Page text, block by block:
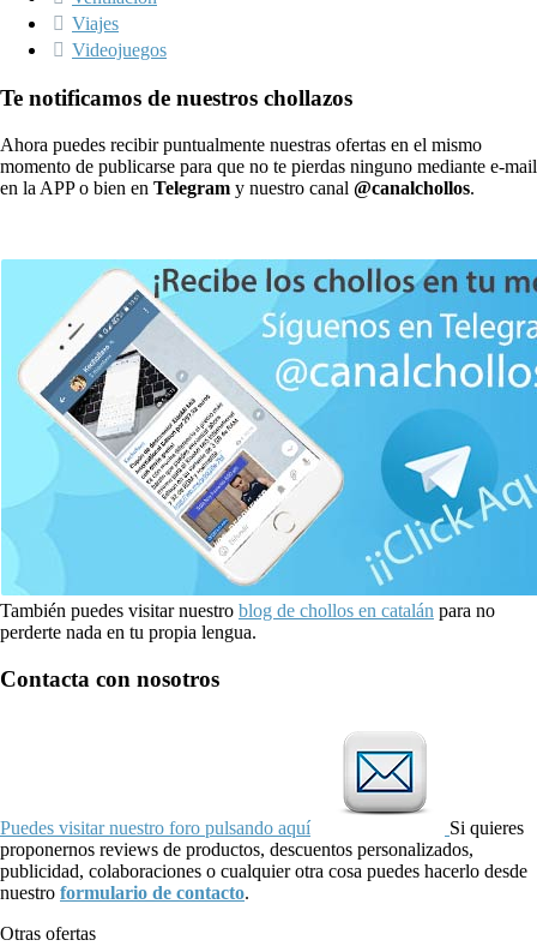
Viajes
Videojuegos
Te notificamos de nuestros chollazos
Ahora puedes recibir puntualmente nuestras ofertas en el mismo
momento de publicarse para que no te pierdas ninguno mediante e-mail
en la APP o bien en Telegram y nuestro canal @canalchollos.
También puedes visitar nuestro blog de chollos en catalán para no
perderte nada en tu propia lengua.
Contacta con nosotros
Puedes visitar nuestro foro pulsando aquí
Si quieres
proponernos reviews de productos, descuentos personalizados,
publicidad, colaboraciones o cualquier otra cosa puedes hacerlo desde
nuestro formulario de contacto.
Otras ofertas